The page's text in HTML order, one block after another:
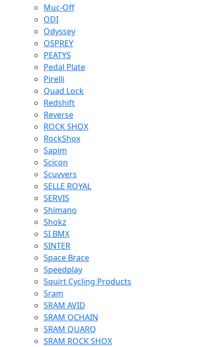
Muc-Off
ODI
Odyssey
OSPREY
PEATYS
Pedal Plate
Pirelli
Quad Lock
Redshift
Reverse
ROCK SHOX
RockShox
Sapim
Scicon
Scuvvers
SELLE ROYAL
SERVIS
Shimano
Shokz
SI BMX
SINTER
Space Brace
Speedplay
Squirt Cycling Products
Sram
SRAM AVID
SRAM OCHAIN
SRAM QUARQ
SRAM ROCK SHOX